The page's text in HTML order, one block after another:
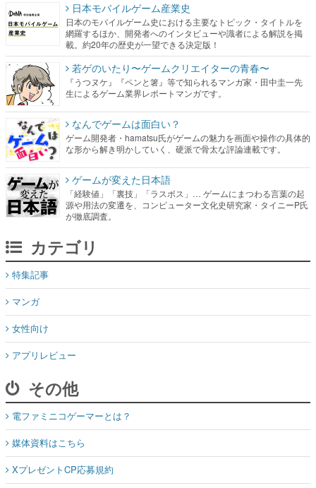
日本モバイルゲーム産業史
日本のモバイルゲーム史における主要なトピック・タイトルを
網羅するほか、開発者へのインタビューや識者による解説を掲
載。約20年の歴史が一望できる決定版！
若ゲのいたり〜ゲームクリエイターの青春〜
『うつヌケ』『ペンと箸』等で知られるマンガ家・田中圭一先
生によるゲーム業界レポートマンガです。
なんでゲームは面白い？
ゲーム開発者・hamatsu氏がゲームの魅力を画面や操作の具体的
な形から解き明かしていく、硬派で骨太な評論連載です。
ゲームが変えた日本語
「経験値」「裏技」「ラスボス」… ゲームにまつわる言葉の起
源や用法の変遷を、コンピューター文化史研究家・タイニーP氏
が徹底調査。
カテゴリ
特集記事
マンガ
女性向け
アプリレビュー
その他
電ファミニコゲーマーとは？
媒体資料はこちら
XプレゼントCP応募規約